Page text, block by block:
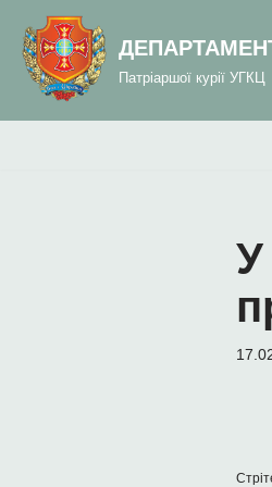
вмісту
Перейти
вмісту
Патріаршої курії УГКЦ
У